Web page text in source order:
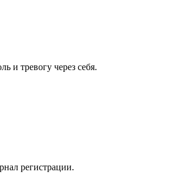
и тревогу через себя.
регистрации.